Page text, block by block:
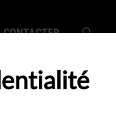
CONTACTER